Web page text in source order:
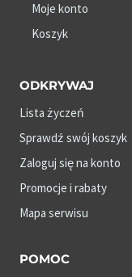
Moje konto
Koszyk
ODKRYWAJ
Lista życzeń
Sprawdź swój koszyk
Zaloguj się na konto
Promocje i rabaty
Mapa serwisu
POMOC